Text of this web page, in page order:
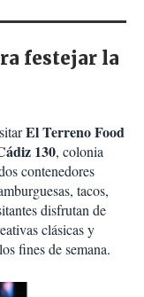
festejar la
El Terreno Food
130, colonia
contenedores
tacos,
disfrutan de
clásicas y
fines de semana.